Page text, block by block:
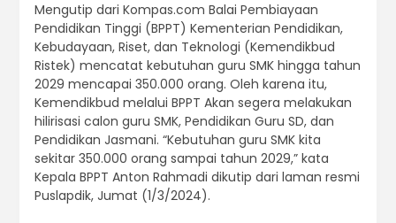
Mengutip dari Kompas.com Balai Pembiayaan
Pendidikan Tinggi (BPPT) Kementerian Pendidikan,
Kebudayaan, Riset, dan Teknologi (Kemendikbud
Ristek) mencatat kebutuhan guru SMK hingga tahun
2029 mencapai 350.000 orang. Oleh karena itu,
Kemendikbud melalui BPPT Akan segera melakukan
hilirisasi calon guru SMK, Pendidikan Guru SD, dan
Pendidikan Jasmani. “Kebutuhan guru SMK kita
sekitar 350.000 orang sampai tahun 2029,” kata
Kepala BPPT Anton Rahmadi dikutip dari laman resmi
Puslapdik, Jumat (1/3/2024).